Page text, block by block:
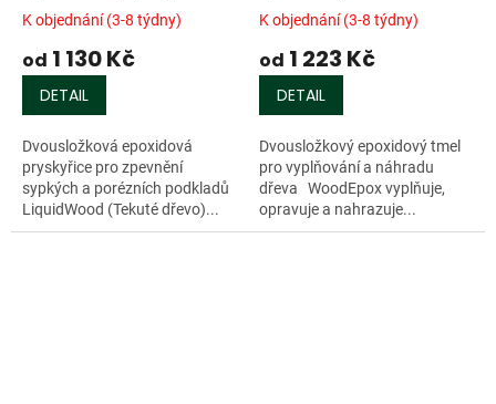
K objednání (3-8 týdny)
od 1 130 Kč
DETAIL
Dvousložková epoxidová
pryskyřice pro zpevnění
sypkých a porézních podkladů
LiquidWood (Tekuté dřevo)...
K objednání (3-8 týdny)
od 1 223 Kč
DETAIL
Dvousložkový epoxidový tmel
pro vyplňování a náhradu
dřeva WoodEpox vyplňuje,
opravuje a nahrazuje...